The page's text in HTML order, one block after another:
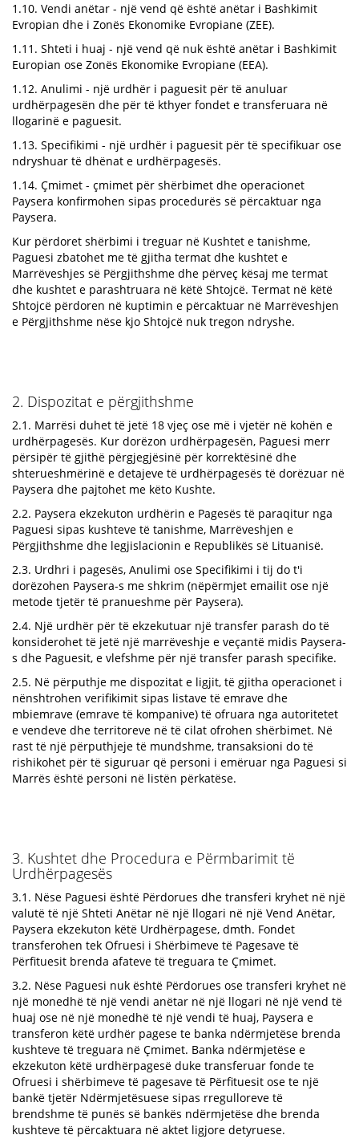
1.10. Vendi anëtar - një vend që është anëtar i Bashkimit
Evropian dhe i Zonës Ekonomike Evropiane (ZEE).
1.11. Shteti i huaj - një vend që nuk është anëtar i Bashkimit
Europian ose Zonës Ekonomike Evropiane (EEA).
1.12. Anulimi - një urdhër i paguesit për të anuluar
urdhërpagesën dhe për të kthyer fondet e transferuara në
llogarinë e paguesit.
1.13. Specifikimi - një urdhër i paguesit për të specifikuar ose
ndryshuar të dhënat e urdhërpagesës.
1.14. Çmimet - çmimet për shërbimet dhe operacionet
Paysera konfirmohen sipas procedurës së përcaktuar nga
Paysera.
Kur përdoret shërbimi i treguar në Kushtet e tanishme,
Paguesi zbatohet me të gjitha termat dhe kushtet e
Marrëveshjes së Përgjithshme dhe përveç kësaj me termat
dhe kushtet e parashtruara në këtë Shtojcë. Termat në këtë
Shtojcë përdoren në kuptimin e përcaktuar në Marrëveshjen
e Përgjithshme nëse kjo Shtojcë nuk tregon ndryshe.
2. Dispozitat e përgjithshme
2.1. Marrësi duhet të jetë 18 vjeç ose më i vjetër në kohën e
urdhërpagesës. Kur dorëzon urdhërpagesën, Paguesi merr
përsipër të gjithë përgjegjësinë për korrektësinë dhe
shterueshmërinë e detajeve të urdhërpagesës të dorëzuar në
Paysera dhe pajtohet me këto Kushte.
2.2. Paysera ekzekuton urdhërin e Pagesës të paraqitur nga
Paguesi sipas kushteve të tanishme, Marrëveshjen e
Përgjithshme dhe legjislacionin e Republikës së Lituanisë.
2.3. Urdhri i pagesës, Anulimi ose Specifikimi i tij do t'i
dorëzohen Paysera-s me shkrim (nëpërmjet emailit ose një
metode tjetër të pranueshme për Paysera).
2.4. Një urdhër për të ekzekutuar një transfer parash do të
konsiderohet të jetë një marrëveshje e veçantë midis Paysera-
s dhe Paguesit, e vlefshme për një transfer parash specifike.
2.5. Në përputhje me dispozitat e ligjit, të gjitha operacionet i
nënshtrohen verifikimit sipas listave të emrave dhe
mbiemrave (emrave të kompanive) të ofruara nga autoritetet
e vendeve dhe territoreve në të cilat ofrohen shërbimet. Në
rast të një përputhjeje të mundshme, transaksioni do të
rishikohet për të siguruar që personi i emëruar nga Paguesi si
Marrës është personi në listën përkatëse.
3. Kushtet dhe Procedura e Përmbarimit të
Urdhërpagesës
3.1. Nëse Paguesi është Përdorues dhe transferi kryhet në një
valutë të një Shteti Anëtar në një llogari në një Vend Anëtar,
Paysera ekzekuton këtë Urdhërpagese, dmth. Fondet
transferohen tek Ofruesi i Shërbimeve të Pagesave të
Përfituesit brenda afateve të treguara te Çmimet.
3.2. Nëse Paguesi nuk është Përdorues ose transferi kryhet në
një monedhë të një vendi anëtar në një llogari në një vend të
huaj ose në një monedhë të një vendi të huaj, Paysera e
transferon këtë urdhër pagese te banka ndërmjetëse brenda
kushteve të treguara në Çmimet. Banka ndërmjetëse e
ekzekuton këtë urdhërpagesë duke transferuar fonde te
Ofruesi i shërbimeve të pagesave të Përfituesit ose te një
bankë tjetër Ndërmjetësuese sipas rregulloreve të
brendshme të punës së bankës ndërmjetëse dhe brenda
kushteve të përcaktuara në aktet ligjore detyruese.